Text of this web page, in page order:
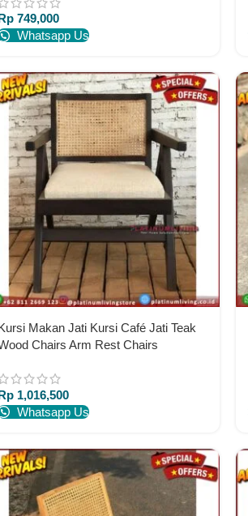
749,000
Whatsapp Us
Makan Jati Kursi Café Jati Teak
Chairs Arm Rest Chairs
1,016,500
Whatsapp Us